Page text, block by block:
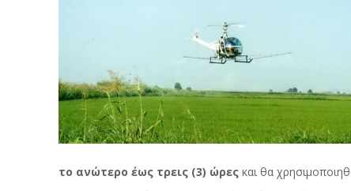
το ανώτερο έως τρεις (3) ώρες και θα